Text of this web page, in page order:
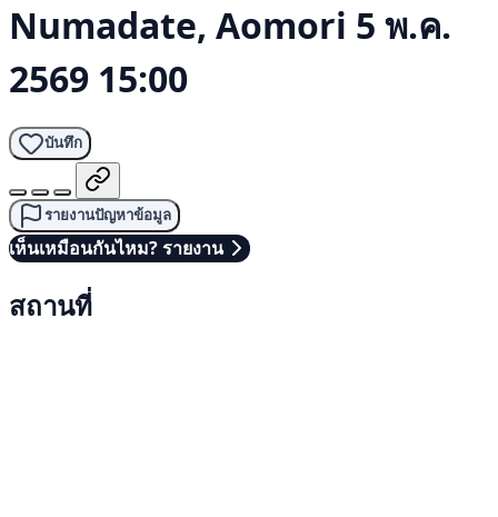
Numadate, Aomori 5 พ.ค.
2569 15:00
บันทึก
รายงานปัญหาข้อมูล
เห็นเหมือนกันไหม? รายงาน
สถานที่